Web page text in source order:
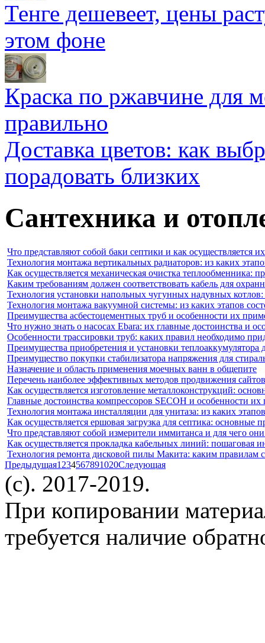
Тенге дешевеет, цены
этом фоне
Краска по ржавчине для
правильно
Доставка цветов: как
порадовать близких
Сантехника и
Что представляют собой баки септики и как осуществляется
Технология монтажа вертикальных радиаторов: из каких
Как осуществляется механическая очистка теплообменника:
Каким требованиям должен соответствовать кабель для
Технология установки напольных чугунных надувных котлов:
Технология монтажа вакуумной системы: из каких этапов
Преимущества асбестоцементных труб и особенности их
Что нужно знать о насосах Ebara: их главные достоинства и
Особенности трассировки труб: каких правил необходимо
Преимущества приобретения и установки теплоаккумулятора
Преимущество покупки стабилизатора напряжения для
Назначение и область применения моечных ванн в общепите
Перечень наиболее эффективных методов продвижения
Как осуществляется изготовление металлоконструкций:
Главные достоинства компрессоров SECOH и особенности
Технология монтажа инсталляции для унитаза: из каких
Как осуществляется ершовая загрузка для септика: основные
Что представляют собой измерители иммитанса и для чего
Как осуществляется прокладка кабельных линий: пошаговая
Технология ремонта дисковой пилы Макита: каким правилам
Предыдущая1 234567891020Следующая
(c). 2017-2019.
При копировании
требуется наличие